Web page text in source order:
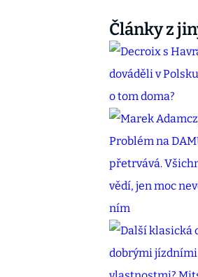
Články z